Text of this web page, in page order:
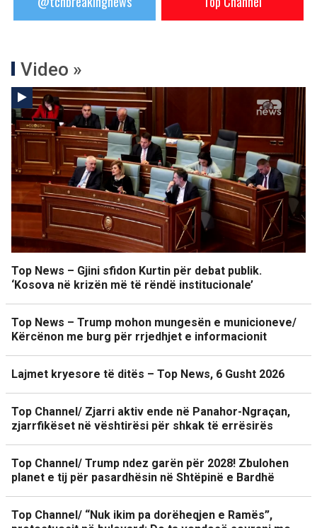
Video »
Top News – Gjini sfidon Kurtin për debat publik.
‘Kosova në krizën më të rëndë institucionale’
Top News – Trump mohon mungesën e municioneve/
Kërcënon me burg për rrjedhjet e informacionit
Lajmet kryesore të ditës – Top News, 6 Gusht 2026
Top Channel/ Zjarri aktiv ende në Panahor-Ngraçan,
zjarrfikëset në vështirësi për shkak të errësirës
Top Channel/ Trump ndez garën për 2028! Zbulohen
planet e tij për pasardhësin në Shtëpinë e Bardhë
Top Channel/ “Nuk ikim pa dorëheqjen e Ramës”,